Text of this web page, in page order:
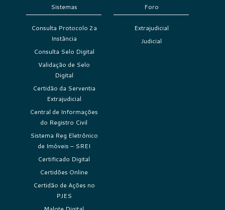
Sistemas
Consulta Protocolo 2a
Instância
Consulta Selo Digital
Validação de Selo
Digital
Certidão da Serventia
Extrajudicial
Central de Informações
do Registro Civil
Sistema Reg Eletrônico
de Imóveis – SREI
Certificado Digital
Certidões Online
Certidão de Ações no
PJES
Foro
Extrajudicial
Judicial